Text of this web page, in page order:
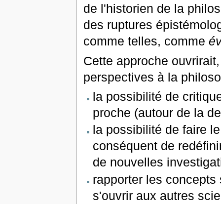
de l'historien de la
des ruptures
comme telles, comme
Cette approche
perspectives à la
la possibilité de
proche (autour de la
la possibilité de faire
conséquent de
de nouvelles
rapporter les
s'ouvrir aux autres